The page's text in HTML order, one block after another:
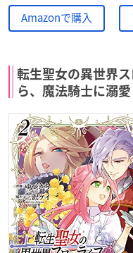
Amazonで購入
転生聖女の異世界
ら、魔法騎士に溺